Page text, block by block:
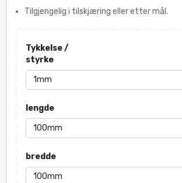
Tilgjengelig i tilskjæring eller etter mål.
Tykkelse /
styrke
lengde
bredde